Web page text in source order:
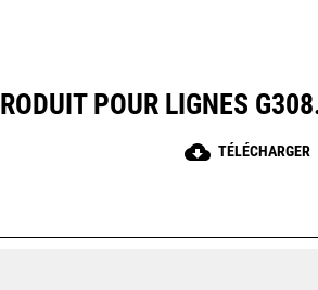
POUR LIGNES
cloud_download TÉLÉCHARGER